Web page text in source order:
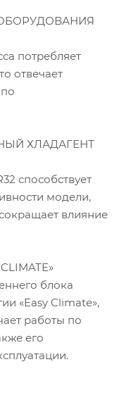
потребляет
отвечает
ХЛАДАГЕНТ
способствует
модели,
влияние
блока
«Easy Climate»,
работы по
его
2.40 -2.91кВт